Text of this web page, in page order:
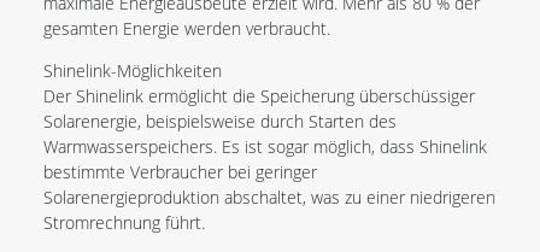
gesamten Energie werden verbraucht.
Shinelink-Möglichkeiten
Der Shinelink ermöglicht die Speicherung überschüssiger
Solarenergie, beispielsweise durch Starten des
Warmwasserspeichers. Es ist sogar möglich, dass Shinelink
bestimmte Verbraucher bei geringer
Solarenergieproduktion abschaltet, was zu einer niedrigeren
Stromrechnung führt.